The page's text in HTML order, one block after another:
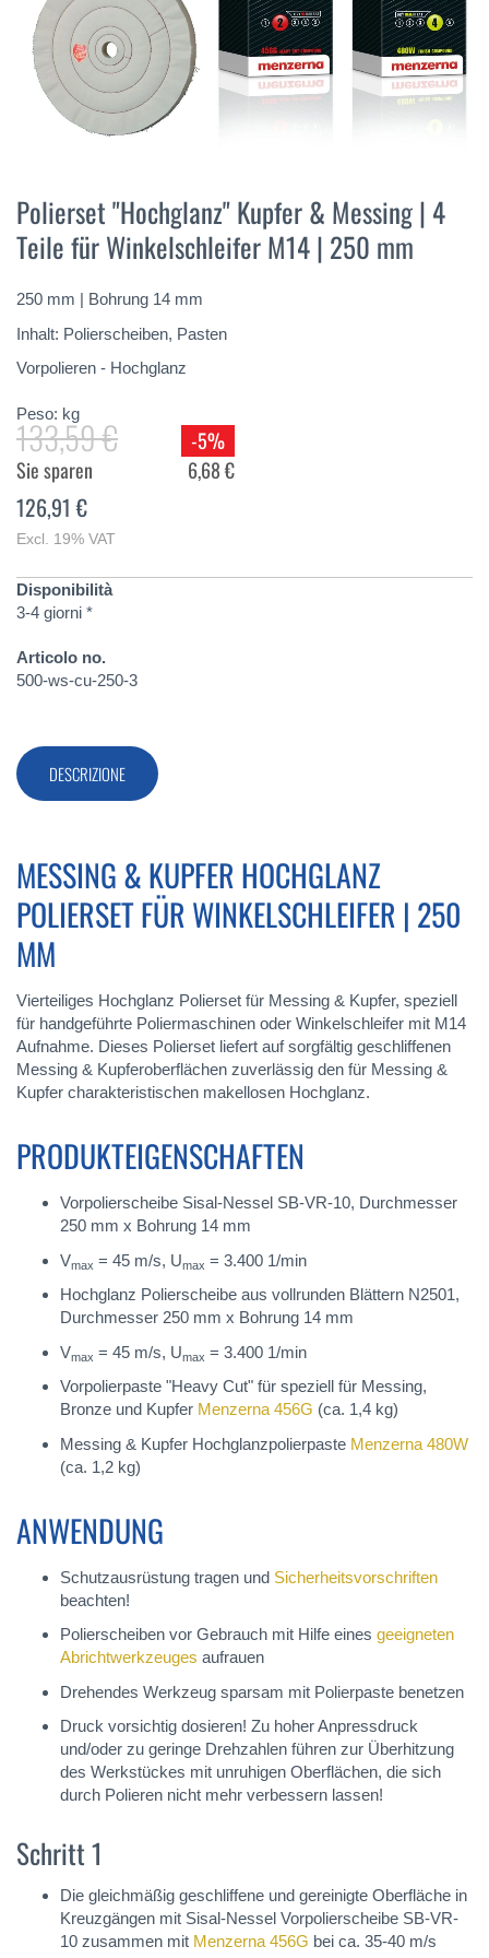
della
galleria
di
Polierset "Hochglanz" Kupfer & Messing | 4
Teile für Winkelschleifer M14 | 250 mm
250 mm | Bohrung 14 mm
Inhalt: Polierscheiben, Pasten
Vorpolieren - Hochglanz
Peso: kg
133,59 €
-5%
Sie sparen
6,68 €
126,91 €
Excl. 19% VAT
Disponibilità
3-4 giorni *
Articolo no.
500-ws-cu-250-3
DESCRIZIONE
MESSING & KUPFER HOCHGLANZ
POLIERSET FÜR WINKELSCHLEIFER | 250
MM
Vierteiliges Hochglanz Polierset für Messing & Kupfer, speziell
für handgeführte Poliermaschinen oder Winkelschleifer mit M14
Aufnahme. Dieses Polierset liefert auf sorgfältig geschliffenen
Messing & Kupferoberflächen zuverlässig den für Messing &
Kupfer charakteristischen makellosen Hochglanz.
PRODUKTEIGENSCHAFTEN
Vorpolierscheibe Sisal-Nessel SB-VR-10, Durchmesser
250 mm x Bohrung 14 mm
Vmax = 45 m/s, Umax = 3.400 1/min
Hochglanz Polierscheibe aus vollrunden Blättern N2501,
Durchmesser 250 mm x Bohrung 14 mm
Vmax = 45 m/s, Umax = 3.400 1/min
Vorpolierpaste "Heavy Cut" für speziell für Messing,
Bronze und Kupfer Menzerna 456G (ca. 1,4 kg)
Messing & Kupfer Hochglanzpolierpaste Menzerna 480W
(ca. 1,2 kg)
ANWENDUNG
Schutzausrüstung tragen und Sicherheitsvorschriften
beachten!
Polierscheiben vor Gebrauch mit Hilfe eines geeigneten
Abrichtwerkzeuges aufrauen
Drehendes Werkzeug sparsam mit Polierpaste benetzen
Druck vorsichtig dosieren! Zu hoher Anpressdruck
und/oder zu geringe Drehzahlen führen zur Überhitzung
des Werkstückes mit unruhigen Oberflächen, die sich
durch Polieren nicht mehr verbessern lassen!
Schritt 1
Die gleichmäßig geschliffene und gereinigte Oberfläche in
Kreuzgängen mit Sisal-Nessel Vorpolierscheibe SB-VR-
10 zusammen mit Menzerna 456G bei ca. 35-40 m/s